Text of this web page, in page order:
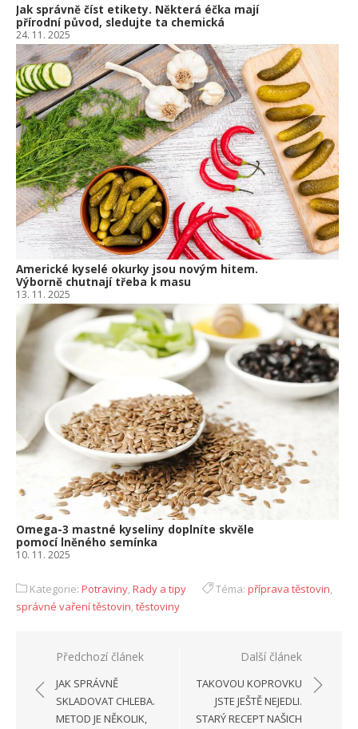
Jak správně číst etikety. Některá éčka mají
přírodní původ, sledujte ta chemická
24. 11. 2025
Americké kyselé okurky jsou novým hitem.
Výborně chutnají třeba k masu
13. 11. 2025
Omega-3 mastné kyseliny doplníte skvěle
pomocí lněného semínka
10. 11. 2025
Kategorie: Potraviny,Rady a tipy Téma: příprava těstovin,
správné vaření těstovin,těstoviny
Navigace
pro
příspěvek
Předchozí článek
JAK SPRÁVNĚ
SKLADOVAT CHLEBA.
METOD JE NĚKOLIK,
Další článek
TAKOVOU KOPROVKU
JSTE JEŠTĚ NEJEDLI.
STARÝ RECEPT NAŠICH